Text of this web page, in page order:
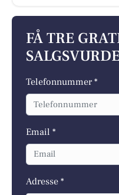
FÅ TRE
Telefonnummer *
Email *
Adresse *